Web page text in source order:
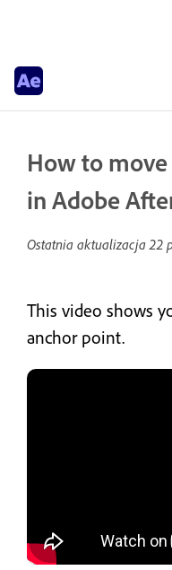
How to
in Adobe
Ostatnia aktualizacja22
This video shows
anchor point.